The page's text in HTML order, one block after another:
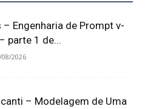
– Engenharia de Prompt v-
parte 1 de...
08/2026
– Modelagem de Uma